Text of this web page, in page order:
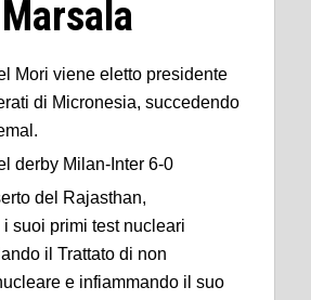
Mori viene eletto presidente
di Micronesia, succedendo
derby Milan-Inter 6-0
del Rajasthan,
i suoi primi test nucleari
il Trattato di non
e infiammando il suo